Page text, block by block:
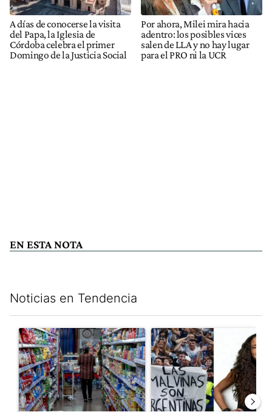
A días de conocerse la visita
del Papa, la Iglesia de
Córdoba celebra el primer
Domingo de la Justicia Social
Por ahora, Milei mira hacia
adentro: los posibles vices
salen de LLA y no hay lugar
para el PRO ni la UCR
EN ESTA NOTA
Noticias en Tendencia
Un artículo de tendencia con el título "La inflación en CABA
Un artículo de tendencia con